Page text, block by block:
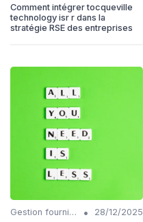
Comment intégrer tocqueville
technology isr r dans la
stratégie RSE des entreprises
Gestion fournisseurs •
28/12/2025